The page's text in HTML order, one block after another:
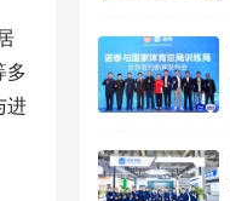
多
进